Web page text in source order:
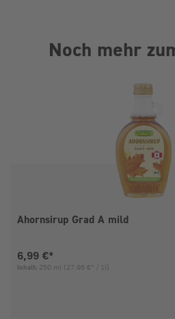
Noch mehr
Ahornsirup Grad A mild
Aktueller Preis:
6,99 €*
Inhalt: 250 ml (27,96 €* / 1l)